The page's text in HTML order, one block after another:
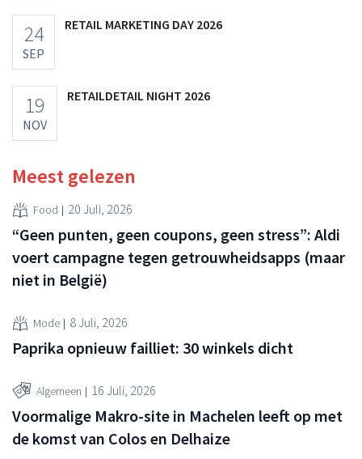
24
SEP
RETAIL MARKETING DAY 2026
19
NOV
RETAILDETAIL NIGHT 2026
Meest gelezen
Food 20 Juli, 2026
“Geen punten, geen coupons, geen stress”: Aldi
voert campagne tegen getrouwheidsapps (maar
niet in België)
Mode 8 Juli, 2026
Paprika opnieuw failliet: 30 winkels dicht
Algemeen 16 Juli, 2026
Voormalige Makro-site in Machelen leeft op met
de komst van Colos en Delhaize